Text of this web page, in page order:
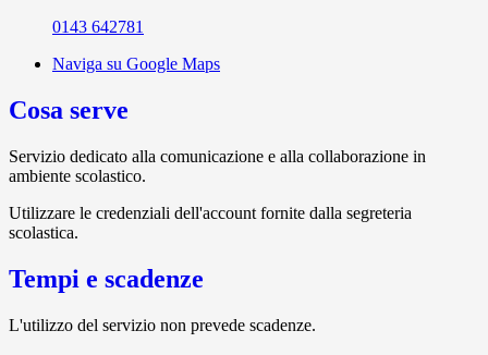
0143 642781
Naviga su Google Maps
Cosa serve
Servizio dedicato alla comunicazione e alla collaborazione in
ambiente scolastico.
Utilizzare le credenziali dell'account fornite dalla segreteria
scolastica.
Tempi e scadenze
L'utilizzo del servizio non prevede scadenze.